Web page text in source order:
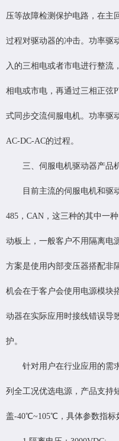
压等故障检测保护电路，在主
过程对驱动器的冲击。功率驱
入的三相电或者市电进行整流
相电或市电，再通过三相正弦
式同步交流伺服电机。功率驱
AC-DC-AC的过程。
三、伺服电机驱动器产品
目前主流的伺服电机和驱
485，CAN，这三种的其中一
动板上，一般客户不用隔离电
方案是使用内部变压器搭配非
机会在于客户会使用电源模块
动器在实际应用时接线错误导
护。
针对用户在行业应用的需
列全工况优选电源，产品支持
盖-40℃~105℃，具体参数指标